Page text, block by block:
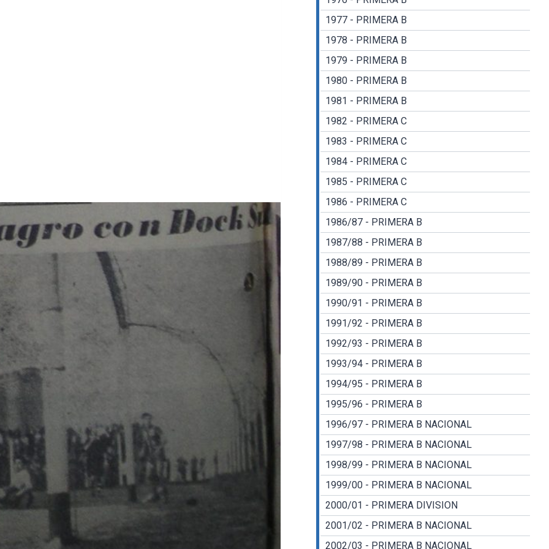
1977 - PRIMERA B
1978 - PRIMERA B
1979 - PRIMERA B
1980 - PRIMERA B
1981 - PRIMERA B
1982 - PRIMERA C
1983 - PRIMERA C
1984 - PRIMERA C
1985 - PRIMERA C
1986 - PRIMERA C
1986/87 - PRIMERA B
1987/88 - PRIMERA B
1988/89 - PRIMERA B
1989/90 - PRIMERA B
1990/91 - PRIMERA B
1991/92 - PRIMERA B
1992/93 - PRIMERA B
1993/94 - PRIMERA B
1994/95 - PRIMERA B
1995/96 - PRIMERA B
1996/97 - PRIMERA B NACIONAL
1997/98 - PRIMERA B NACIONAL
1998/99 - PRIMERA B NACIONAL
1999/00 - PRIMERA B NACIONAL
2000/01 - PRIMERA DIVISION
2001/02 - PRIMERA B NACIONAL
2002/03 - PRIMERA B NACIONAL